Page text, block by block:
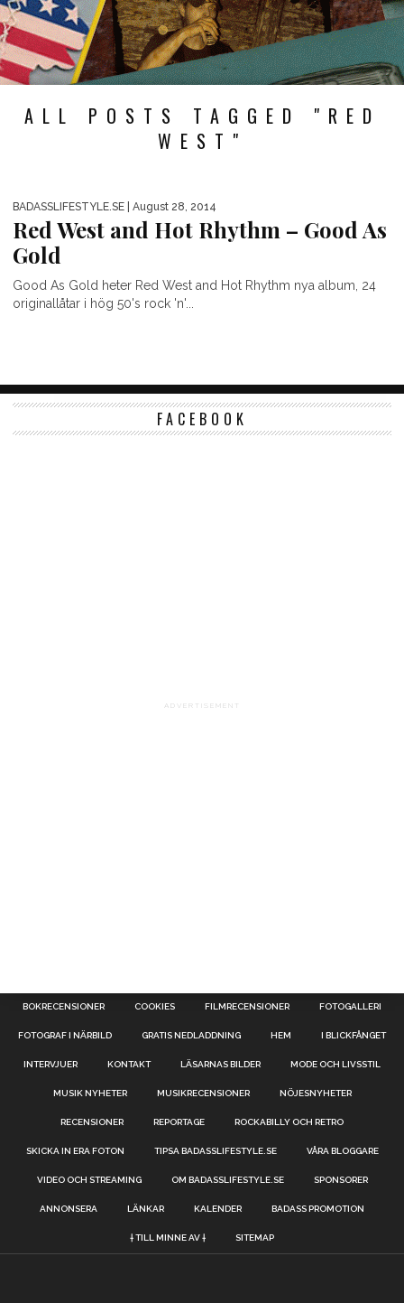
ALL POSTS TAGGED "RED
WEST"
BADASSLIFESTYLE.SE | August 28, 2014
Red West and Hot Rhythm – Good As
Gold
Good As Gold heter Red West and Hot Rhythm nya album, 24
originallåtar i hög 50's rock 'n'...
FACEBOOK
ADVERTISEMENT
BOKRECENSIONER COOKIES FILMRECENSIONER FOTOGALLERI
FOTOGRAF I NÄRBILD GRATIS NEDLADDNING HEM I BLICKFÅNGET
INTERVJUER KONTAKT LÄSARNAS BILDER MODE OCH LIVSSTIL
MUSIK NYHETER MUSIKRECENSIONER NÖJESNYHETER
RECENSIONER REPORTAGE ROCKABILLY OCH RETRO
SKICKA IN ERA FOTON TIPSA BADASSLIFESTYLE.SE VÅRA BLOGGARE
VIDEO OCH STREAMING OM BADASSLIFESTYLE.SE SPONSORER
ANNONSERA LÄNKAR KALENDER BADASS PROMOTION
† TILL MINNE AV † SITEMAP